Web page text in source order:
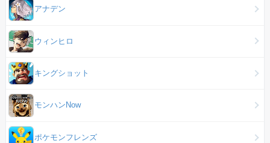
アナデン
ウィンヒロ
キングショット
モンハンNow
ポケモンフレンズ